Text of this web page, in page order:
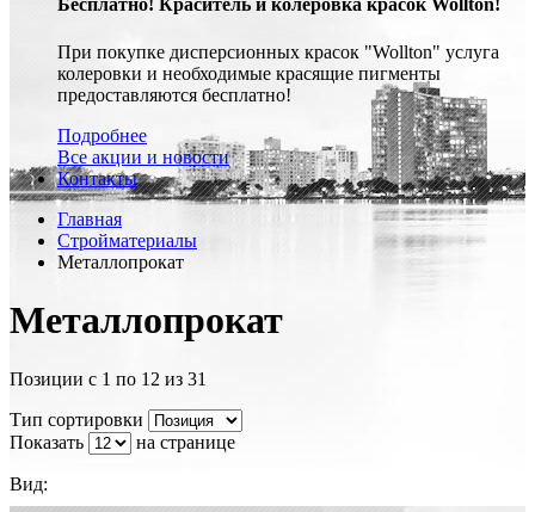
Бесплатно! Краситель и колеровка красок Wollton!
При покупке дисперсионных красок "Wollton" услуга
колеровки и необходимые красящие пигменты
предоставляются бесплатно!
Подробнее
Все акции и новости
Контакты
Главная
Стройматериалы
Металлопрокат
Металлопрокат
Позиции с 1 по 12 из 31
Тип сортировки
Показать
на странице
Вид: